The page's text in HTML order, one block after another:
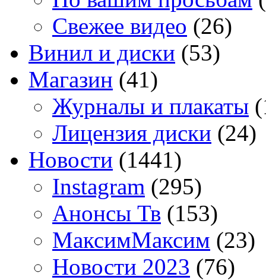
Свежее видео (26)
Винил и диски (53)
Магазин (41)
Журналы и плакаты
Лицензия диски (24)
Новости (1441)
Instagram (295)
Анонсы Тв (153)
МаксимМаксим (23)
Новости 2023 (76)